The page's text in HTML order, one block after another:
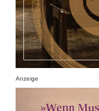
Anzeige